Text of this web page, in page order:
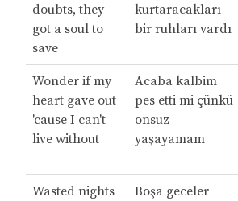
doubts, they
got a soul to
save
kurtaracakları
bir ruhları vardı
Wonder if my
heart gave out
'cause I can't
live without
Acaba kalbim
pes etti mi çünkü
onsuz
yaşayamam
Wasted nights Boşa geceler